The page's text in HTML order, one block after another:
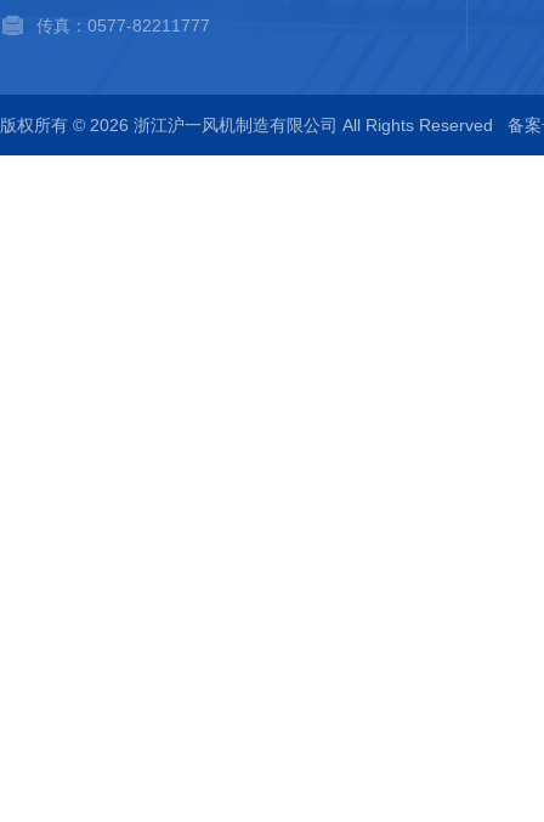
传真：0577-82211777
版权所有 © 2026 浙江沪一风机制造有限公司 All Rights Reserved 备